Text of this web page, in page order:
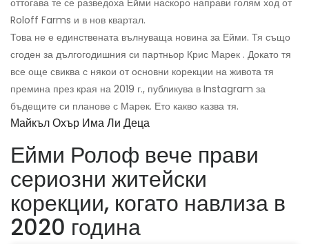
оттогава те се разведоха Ейми наскоро направи голям ход от
Roloff Farms и в нов квартал.
Това не е единствената вълнуваща новина за Ейми. Тя също
сгоден за дългогодишния си партньор Крис Марек . Докато тя
все още свиква с някои от основни корекции на живота тя
премина през края на 2019 г., публикува в Instagram за
бъдещите си планове с Марек. Ето какво казва тя.
Майкъл Охър Има Ли Деца
Ейми Ролоф вече прави
сериозни житейски
корекции, когато навлиза в
2020 година